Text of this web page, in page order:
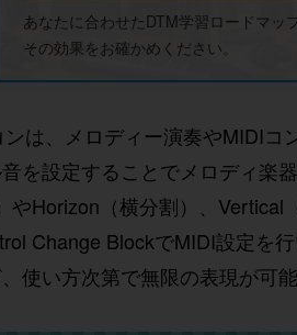
あなたに合わせたDTM学習ロードマッ
その効果をお確かめください。
は、メロディー演奏やMIDI
を設定することでメロディ楽
やHorizon（横分割）、
Change BlockでMIDI設定を
使い方次第で無限の表現が可